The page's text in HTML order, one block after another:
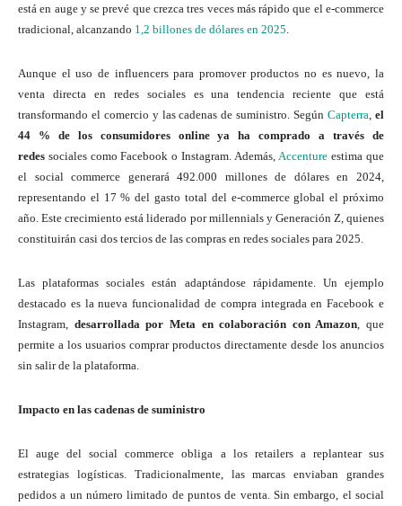
está en auge y se prevé que crezca tres veces más rápido que el e-commerce
tradicional, alcanzando 1,2 billones de dólares en 2025
Aunque el uso de influencers para promover productos no es nuevo, la
venta directa en redes sociales es una tendencia reciente que está
transformando el comercio y las cadenas de suministro. SegúnCapterra ,el
44 % de los consumidores online ya ha comprado a través de
redes sociales como Facebook o Instagram. Además, Accentureestima que
el social commerce generará 492.000 millones de dólares en 2024,
representando el 17 % del gasto total del e-commerce global el próximo
año. Este crecimiento está liderado por millennials y Generación Z, quienes
constituirán casi dos tercios de las compras en redes sociales para 2025.
Las plataformas sociales están adaptándose rápidamente. Un ejemplo
destacado es la nueva funcionalidad de compra integrada en Facebook e
Instagram, desarrollada por Meta en colaboración con Amazon , que
permite a los usuarios comprar productos directamente desde los anuncios
sin salir de la plataforma.
Impacto en las cadenas de suministro
El auge del social commerce obliga a los retailers a replantear sus
estrategias logísticas. Tradicionalmente, las marcas enviaban grandes
pedidos a un número limitado de puntos de venta. Sin embargo, el social